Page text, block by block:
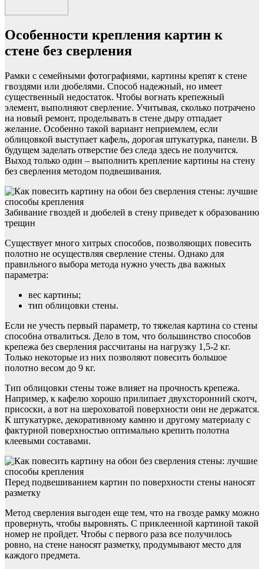
Особенности крепления картин к
стене без сверления
Рамки с семейными фотографиями, картины крепят к стене
гвоздями или дюбелями. Способ надежный, но имеет
существенный недостаток. Чтобы вогнать крепежный
элемент, выполняют сверление. Учитывая, сколько потрачено
на новый ремонт, проделывать в стене дыру отпадает
желание. Особенно такой вариант неприемлем, если
облицовкой выступает кафель, дорогая штукатурка, панели. В
будущем заделать отверстие без следа здесь не получится.
Выход только один – выполнить крепление картины на стену
без сверления методом подвешивания.
Забивание гвоздей и дюбелей в стену приведет к образованию
трещин
Существует много хитрых способов, позволяющих повесить
полотно не осуществляя сверление стены. Однако для
правильного выбора метода нужно учесть два важных
параметра:
вес картины;
тип облицовки стены.
Если не учесть первый параметр, то тяжелая картина со стены
способна отвалиться. Дело в том, что большинство способов
крепежа без сверления рассчитаны на нагрузку 1,5-2 кг.
Только некоторые из них позволяют повесить большое
полотно весом до 9 кг.
Тип облицовки стены тоже влияет на прочность крепежа.
Например, к кафелю хорошо прилипает двухсторонний скотч,
присоски, а вот на шероховатой поверхности они не держатся.
К штукатурке, декоративному камню и другому материалу с
фактурной поверхностью оптимально крепить полотна
клеевыми составами.
Перед подвешиванием картин по поверхности стены наносят
разметку
Метод сверления выгоден еще тем, что на гвозде рамку можно
провернуть, чтобы выровнять. С приклеенной картиной такой
номер не пройдет. Чтобы с первого раза все получилось
ровно, на стене наносят разметку, продумывают место для
каждого предмета.